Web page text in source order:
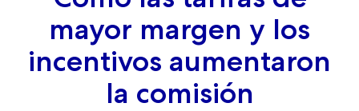
mayor margen y los
incentivos aumentaron
la comisión